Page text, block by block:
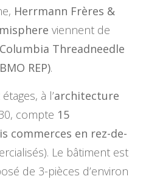
Herrmann Frères &
viennent de
Columbia Threadneedle
REP).
à l’architecture
compte 15
commerces en rez-de-
Le bâtiment est
de 3-pièces d’environ